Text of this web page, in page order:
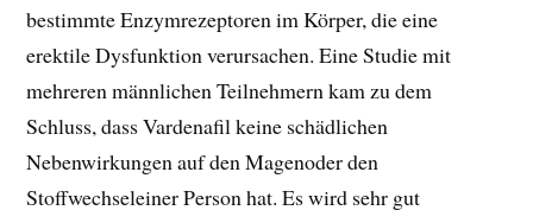
bestimmte Enzymrezeptoren im Körper, die eine
erektile Dysfunktion verursachen. Eine Studie mit
mehreren männlichen Teilnehmern kam zu dem
Schluss, dass Vardenafil keine schädlichen
Nebenwirkungen auf den Magenoder den
Stoffwechseleiner Person hat. Es wird sehr gut